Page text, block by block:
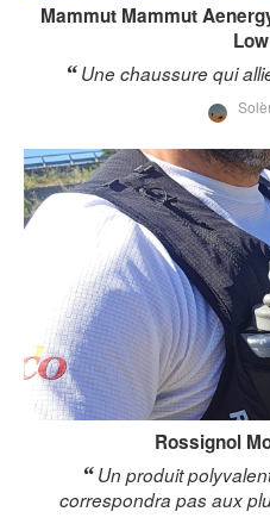
Mammut Mammut
Low
Une chaussure qui
Rossignol
Un produit
correspondra pas aux